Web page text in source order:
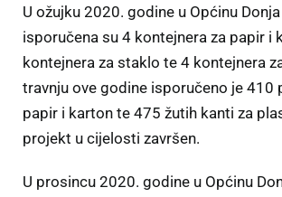
U ožujku 2020. godine u Općinu
isporučena su 4 kontejnera za papir i
kontejnera za staklo te 4 kontejnera
travnju ove godine isporučeno je 410
papir i karton te 475 žutih kanti za
projekt u cijelosti završen.
U prosincu 2020. godine u Općinu